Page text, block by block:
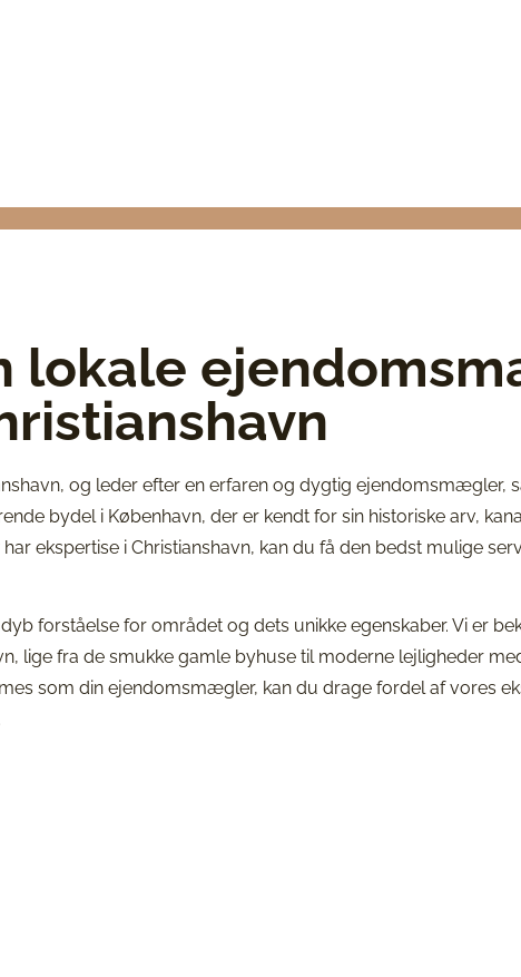
lokale
og leder efter en erfaren og dygtig ejendomsmægler,
bydel i København, der er kendt for sin historiske arv,
ekspertise i Christianshavn, kan du få den bedst mulige
forståelse for området og dets unikke egenskaber. Vi er
lige fra de smukke gamle byhuse til moderne lejligheder
som din ejendomsmægler, kan du drage fordel af vores